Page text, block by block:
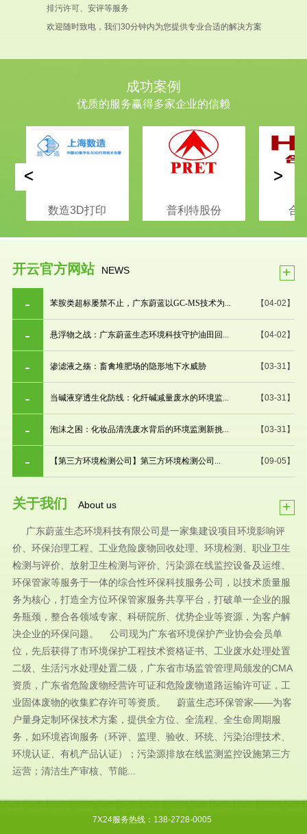
排污许可、安评等服务
欢迎随时致电，我们30分钟内为您提供专业合适的解决方案
成功案例
优质的服务赢得多家企业的信赖
数造3D打印 普利特股份 合
< >
开云官方网站 NEWS +
【04-02】
苯胺类超标屡禁不止，广东蔚蓝以GC-MS技术为...
【04-02】
悬浮物之战：广东蔚蓝生态环境科技守护油田回...
【03-31】
渗滤液之殇：畜禽堆肥场的隐形地下水威胁
【03-31】
当碱液穿透生化防线：化纤碱减量废水的环境监...
【03-31】
泡沫之困：化妆品清洗废水背后的环境监测新挑...
【09-05】
【第三方环境检测公司】第三方环境检测公司...
关于我们 About us +
广东蔚蓝生态环境科技有限公司是一家集建设项目环境影响评
价、环保治理工程、工业危险废物回收处理、环境检测、职业卫生
检测与评价、放射卫生检测与评价、污染源在线监控设备及运维、
环保管家等服务于一体的综合性环保科技服务公司，以技术质量服
务为核心，打造全方位环保管家服务共享平台，打破单一企业的服
务瓶颈，整合各领域专家、科研院所、优势企业等资源，为客户解
决企业的环保问题。 公司现为广东省环境保护产业协会会员单
位，先后获得了市环境保护工程技术资格证书、工业废水处理处置
二级、生活污水处理处置二级，广东省市场监管管理局颁发的CMA
资质，广东省危险废物经营许可证和危险废物道路运输许可证，工
业固体废物的收集贮存许可等资质。 蔚蓝生态环保管家——为客
户量身定制环保技术方案，提供全方位、全流程、全生命周期服
务，如环境咨询服务（环评、监理、验收、环统、污染治理技术、
环境认证、有机产品认证）；污染源排放在线监测监控设施第三方
运营；清洁生产审核、节能...
7X24服务热线：138-2728-0005